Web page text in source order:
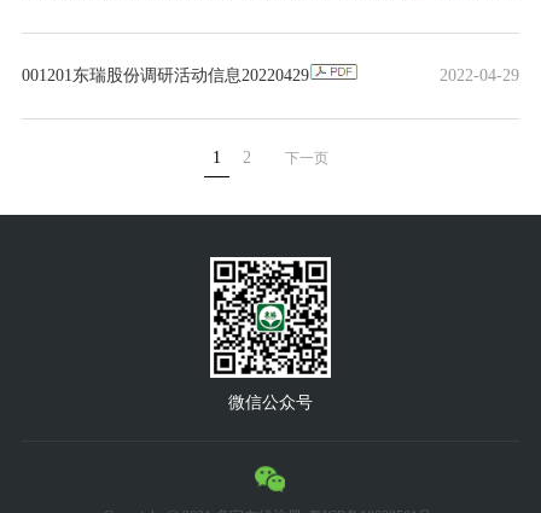
001201东瑞股份调研活动信息20220429 2022-04-29
1 2 下一页
微信公众号